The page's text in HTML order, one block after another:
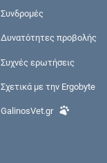
Συνδρομές
Δυνατότητες προβολής
Συχνές ερωτήσεις
Σχετικά με την Ergobyte
GalinosVet.gr